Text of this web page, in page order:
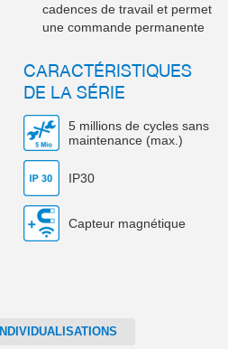
cadences de travail et permet
une commande permanente
CARACTÉRISTIQUES
DE LA SÉRIE
5 millions de cycles sans
maintenance (max.)
IP30
Capteur magnétique
INDIVIDUALISATIONS